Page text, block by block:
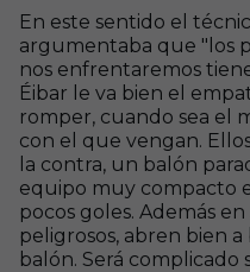
En este sentido el
argumentaba que "los
nos enfrentaremos
Éibar le va bien el
romper, cuando sea el
con el que vengan.
la contra, un balón
equipo muy compacto
pocos goles. Además
peligrosos, abren bien a
balón. Será complicado